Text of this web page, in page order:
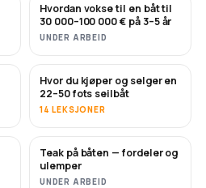
NYTT
Hvordan vokse til en båt til
30 000–100 000 € på 3–5 år
UNDER ARBEID
SNART
Hvor du kjøper og selger en
22–50 fots seilbåt
14 LEKSJONER
SNART
Teak på båten — fordeler og
ulemper
UNDER ARBEID